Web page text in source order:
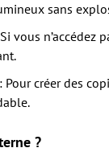
sans
vous n’accédez
: Pour créer des
?